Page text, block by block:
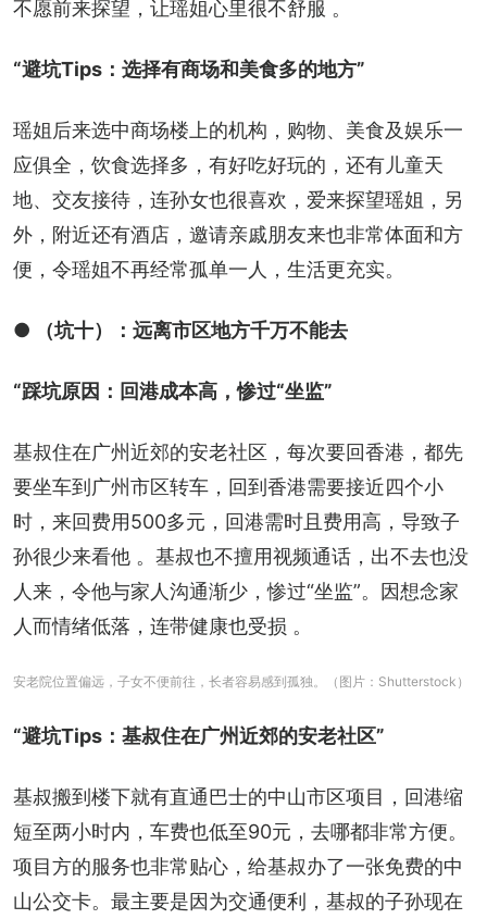
不愿前来探望，让瑶姐心里很不舒服 。
“避坑Tips：选择有商场和美食多的地方”
瑶姐后来选中商场楼上的机构，购物、美食及娱乐一
应俱全，饮食选择多，有好吃好玩的，还有儿童天
地、交友接待，连孙女也很喜欢，爱来探望瑶姐，另
外，附近还有酒店，邀请亲戚朋友来也非常体面和方
便，令瑶姐不再经常孤单一人，生活更充实。
● （坑十）：远离市区地方千万不能去
“踩坑原因：回港成本高，惨过“坐监”
基叔住在广州近郊的安老社区，每次要回香港，都先
要坐车到广州市区转车，回到香港需要接近四个小
时，来回费用500多元，回港需时且费用高，导致子
孙很少来看他 。基叔也不擅用视频通话，出不去也没
人来，令他与家人沟通渐少，惨过“坐监”。因想念家
人而情绪低落，连带健康也受损 。
安老院位置偏远，子女不便前往，长者容易感到孤独。（图片：Shutterstock）
“避坑Tips：基叔住在广州近郊的安老社区”
基叔搬到楼下就有直通巴士的中山市区项目，回港缩
短至两小时内，车费也低至90元，去哪都非常方便。
项目方的服务也非常贴心，给基叔办了一张免费的中
山公交卡。最主要是因为交通便利，基叔的子孙现在